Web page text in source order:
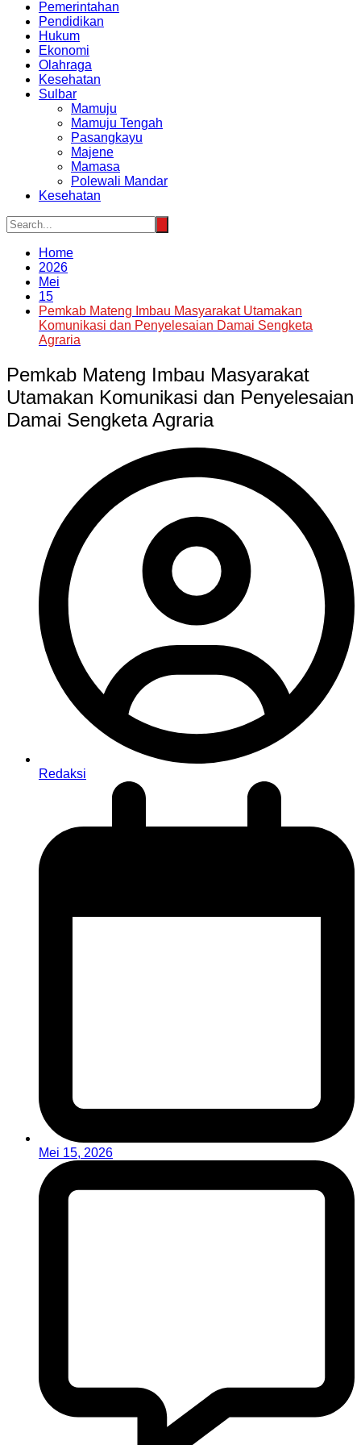
Pemerintahan
Pendidikan
Hukum
Ekonomi
Olahraga
Kesehatan
Sulbar
Mamuju
Mamuju Tengah
Pasangkayu
Majene
Mamasa
Polewali Mandar
Kesehatan
Home
2026
Mei
15
Pemkab Mateng Imbau Masyarakat Utamakan
Komunikasi dan Penyelesaian Damai Sengketa
Agraria
Pemkab Mateng Imbau Masyarakat
Utamakan Komunikasi dan Penyelesaian
Damai Sengketa Agraria
Redaksi
Mei 15, 2026